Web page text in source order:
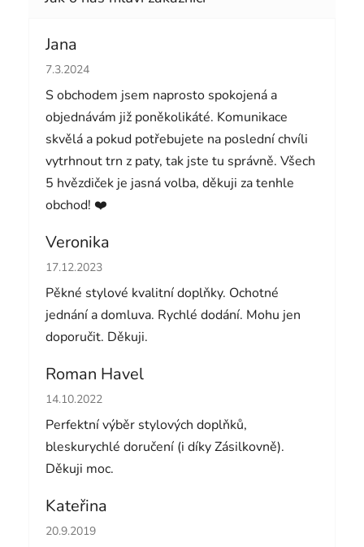
Jana
Hodnocení obchodu je 5 z 5 hvězdiček.
7.3.2024
S obchodem jsem naprosto spokojená a
objednávám již poněkolikáté. Komunikace
skvělá a pokud potřebujete na poslední chvíli
vytrhnout trn z paty, tak jste tu správně. Všech
5 hvězdiček je jasná volba, děkuji za tenhle
obchod! ❤️
Veronika
Hodnocení obchodu je 5 z 5 hvězdiček.
17.12.2023
Pěkné stylové kvalitní doplňky. Ochotné
jednání a domluva. Rychlé dodání. Mohu jen
doporučit. Děkuji.
Roman Havel
Hodnocení obchodu je 5 z 5 hvězdiček.
14.10.2022
Perfektní výběr stylových doplňků,
bleskurychlé doručení (i díky Zásilkovně).
Děkuji moc.
Kateřina
Hodnocení obchodu je 5 z 5 hvězdiček.
20.9.2019